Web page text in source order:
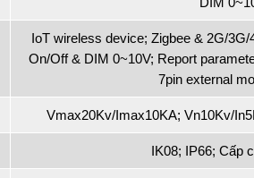
IoT wireless device; Zigbee & 2G/
On/Off & DIM 0~10V; Report
7pin external
Vmax20Kv/Imax10KA; Vn10Kv/
IK08; IP66; Cấp